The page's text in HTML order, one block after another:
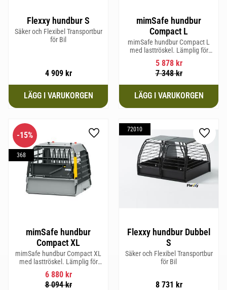
Flexxy hundbur S
Säker och Flexibel Transportbur
för Bil
4 909kr
mimSafe hundbur
Compact L
mimSafe hundbur Compact L
med lasttröskel. Lämplig för
hundraser upp till 58 cm i
mankhöjd.
5 878kr
7 348kr
mimSafe hundbur
Compact XL
mimSafe hundbur Compact XL
med lasttröskel. Lämplig för
hundraser upp till 58 cm i
mankhöjd.
6 880kr
8 094kr
15%
368
Lägg till i favoriter
Flexxy hundbur Dubbel
S
Säker och Flexibel Transportbur
för Bil
8 731 kr
72010
Lägg